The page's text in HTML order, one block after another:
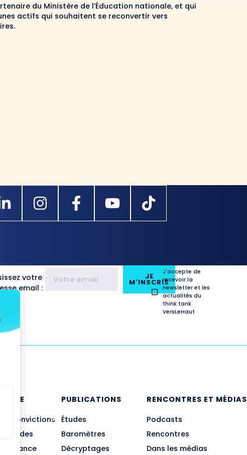
du Ministère de l’Éducation nationale, et qui
actifs qui souhaitent se reconvertir vers
votre
email :
JE
M'INSCRIS
J'accepte de
recevoir la
newsletter et les
actualités du
think tank
VersLeHaut
et convictions
PUBLICATIONS
Études
Baromètres
Décryptages
RENCONTRES ET MÉDIAS
Podcasts
Rencontres
Dans les médias